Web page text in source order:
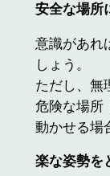
安全な場所
意識があれ
しょう。
ただし、無
危険な場所
動かせる場
楽な姿勢を